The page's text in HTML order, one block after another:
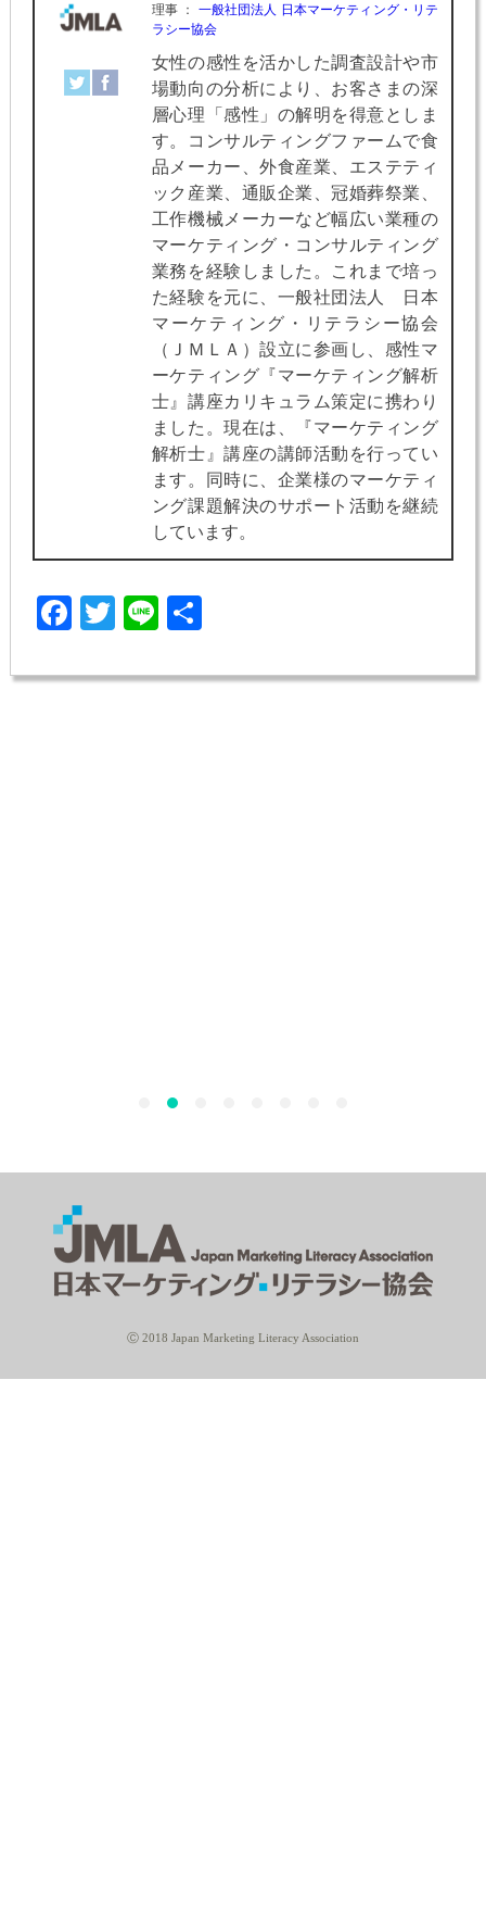
理事 ： 一般社団法人 日本マーケティング・リテ
ラシー協会
女性の感性を活かした調査設計や市
場動向の分析により、お客さまの深
層心理「感性」の解明を得意としま
す。コンサルティングファームで食
品メーカー、外食産業、エステティ
ック産業、通販企業、冠婚葬祭業、
工作機械メーカーなど幅広い業種の
マーケティング・コンサルティング
業務を経験しました。これまで培っ
た経験を元に、一般社団法人 日本
マーケティング・リテラシー協会
（ＪＭＬＡ）設立に参画し、感性マ
ーケティング『マーケティング解析
士』講座カリキュラム策定に携わり
ました。現在は、『マーケティング
解析士』講座の講師活動を行ってい
ます。同時に、企業様のマーケティ
ング課題解決のサポート活動を継続
しています。
Facebook
Twitter
Line共
Ⓒ 2018 Japan Marketing Literacy Association